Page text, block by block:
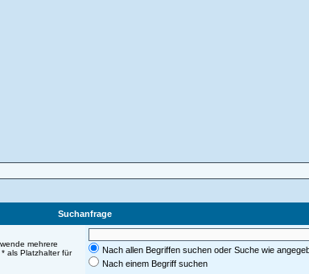
Suchanfrage
mehrere
als Platzhalter für
Nach allen Begriffen suchen oder Suche wie
Nach einem Begriff suchen